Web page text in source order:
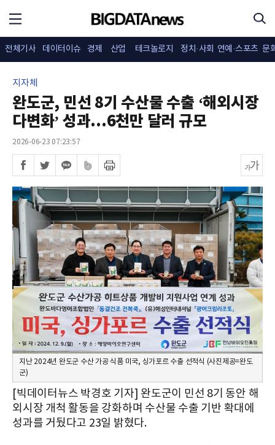
전체기사 데이터이슈 경제 산업 테크놀로지 정치·사회 연예·스포츠 문
지자체
완도군, 민선 8기 수산물 수출 ‘해외시장
다변화’ 성과...6천만 달러 규모
2026-06-23 07:23:57
지난 2024년 완도군 수산 가공 식품 미국, 싱가포르 수출 선적식 (사진제공=완도
군)
[빅데이터뉴스 박경호 기자] 완도군이 민선 8기 동안 해
외시장 개척 활동을 강화하며 수산물 수출 기반 확대에
성과를 거뒀다고 23일 밝혔다.